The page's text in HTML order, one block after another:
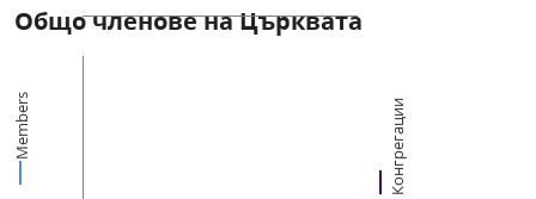
Общо членове на Църквата
Members Конгрегации